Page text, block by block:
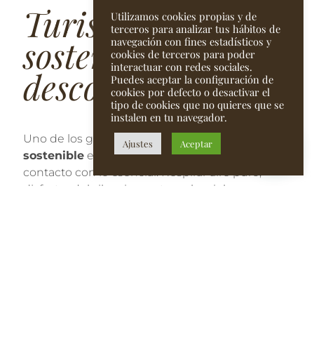
Turismo rural
sostenible y
desconexión real
Uno de los grandes atractivos del
sosteniblees la posibilidad de recuperar el
contacto con lo esencial. Respirar aire puro,
disfrutar del silencio, contemplar cielos
Utilizamos cookies propias y de
terceros para analizar tus hábitos de
navegación con fines estadísticos y
cookies de terceros para poder
interactuar con redes sociales.
Puedes aceptar la configuración de
cookies por defecto o desactivar el
tipo de cookies que no quieres que se
instalen en tu navegador.
Ajustes Aceptar